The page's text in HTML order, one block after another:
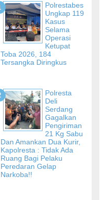
Polrestabes
Ungkap 119
Kasus
Selama
Operasi
Ketupat
Toba 2026, 184
Tersangka Diringkus
Polresta
Deli
Serdang
Gagalkan
Pengiriman
21 Kg Sabu
Dan Amankan Dua Kurir,
Kapolresta : Tidak Ada
Ruang Bagi Pelaku
Peredaran Gelap
Narkoba!!